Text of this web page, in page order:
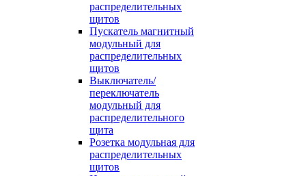
распределительных
щитов
Пускатель магнитный
модульный для
распределительных
щитов
Выключатель/
переключатель
модульный для
распределительного
щита
Розетка модульная для
распределительных
щитов